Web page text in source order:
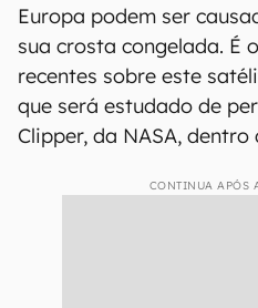
Europa podem ser
sua crosta congelada. É
recentes sobre este
que será estudado de
Clipper, da NASA, dentro
CONTINUA APÓS